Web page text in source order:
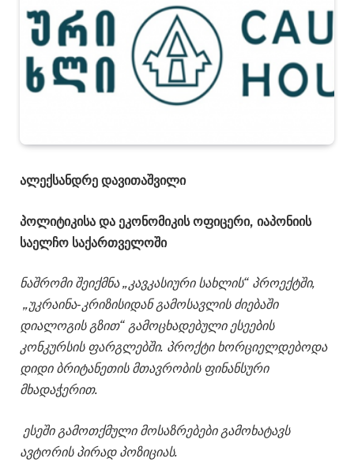
ალექსანდრე დავითაშვილი
პოლიტიკისა და ეკონომიკის ოფიცერი, იაპონიის
საელჩო საქართველოში
ნაშრომი შეიქმნა „კავკასიური სახლის“ პროექტში,
„უკრაინა-კრიზისიდან გამოსავლის ძიებაში
დიალოგის გზით“ გამოცხადებული ესეების
კონკურსის ფარგლებში. პროქტი ხორციელდებოდა
დიდი ბრიტანეთის მთავრობის ფინანსური
მხადაჭერით.
ესეში გამოთქმული მოსაზრებები გამოხატავს
ავტორის პირად პოზიციას.